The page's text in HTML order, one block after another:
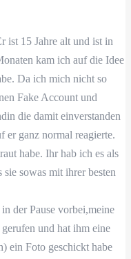
ist 15 Jahre alt und ist in
kam ich auf die Idee
Da ich mich nicht so
Fake Account und
die damit einverstanden
er ganz normal reagierte.
habe. Ihr hab ich es als
sie sowas mit ihrer besten
der Pause vorbei,meine
und hat ihm eine
ein Foto geschickt habe